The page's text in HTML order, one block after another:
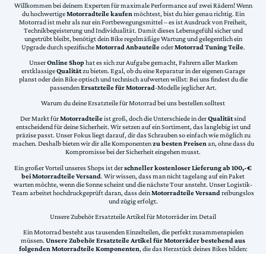
Willkommen bei deinem Experten für maximale Performance auf zwei Rädern! Wenn
du hochwertigeMotorradteile kaufen möchtest, bist du hier genau richtig. Ein
Motorrad ist mehr als nur ein Fortbewegungsmittel – es ist Ausdruck von Freiheit,
Technikbegeisterung und Individualität. Damit dieses Lebensgefühl sicher und
ungetrübt bleibt, benötigt dein Bike regelmäßige Wartung und gelegentlich ein
Upgrade durch spezifischeMotorrad AnbauteileoderMotorrad Tuning Teile.
UnserOnline Shophat es sich zur Aufgabe gemacht, Fahrern aller Marken
erstklassigeQualitätzu bieten. Egal, ob du eine Reparatur in der eigenen Garage
planst oder dein Bike optisch und technisch aufwerten willst: Bei uns findest du die
passendenErsatzteile für Motorrad-Modelle jeglicher Art.
Warum du deine Ersatzteile für Motorrad bei uns bestellen solltest
Der Markt fürMotorradteileist groß, doch die Unterschiede in derQualitätsind
entscheidend für deine Sicherheit. Wir setzen auf ein Sortiment, das langlebig ist und
präzise passt. Unser Fokus liegt darauf, dir das Schrauben so einfach wie möglich zu
machen. Deshalb bieten wir dir alle Komponentenzu besten Preisenan, ohne dass du
Kompromisse bei der Sicherheit eingehen musst.
Ein großer Vorteil unseres Shops ist derschneller kostenloser Lieferung ab 100,-€
bei Motorradteile Versand. Wir wissen, dass man nicht tagelang auf ein Paket
warten möchte, wenn die Sonne scheint und die nächste Tour ansteht. Unser Logistik-
Team arbeitet hochdruckgeprüft daran, dass deinMotorradteile Versand reibungslos
und zügig erfolgt.
Unsere Zubehör Ersatzteile Artikel für Motorräder im Detail
Ein Motorrad besteht aus tausenden Einzelteilen, die perfekt zusammenspielen
müssen. Unsere Zubehör Ersatzteile Artikel für Motorräder bestehend aus
folgenden Motorradteile Komponenten, die das Herzstück deines Bikes bilden: